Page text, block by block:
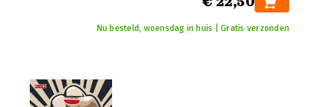
Nu besteld, woensdag in huis | Gratis verzonden